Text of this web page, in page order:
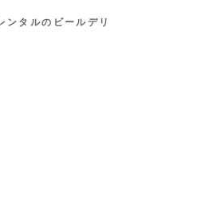
ンタルのビールデリ